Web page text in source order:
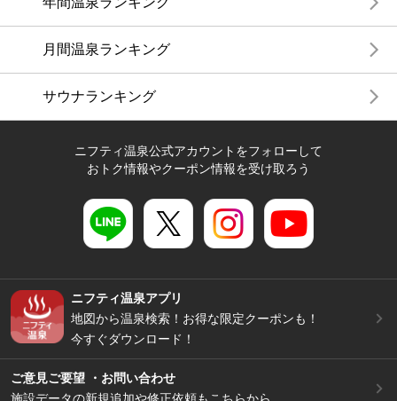
月間温泉ランキング
サウナランキング
ニフティ温泉公式アカウントをフォローして
おトク情報やクーポン情報を受け取ろう
ニフティ温泉アプリ
地図から温泉検索！お得な限定クーポンも！
今すぐダウンロード！
ご意見ご要望 ・お問い合わせ
施設データの新規追加や修正依頼もこちらから